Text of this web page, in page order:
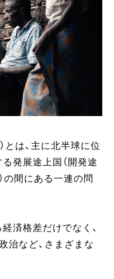
は、主に北半球に位
発展途上国（開発途
の間にある一連の問
済格差だけでなく、
治など、さまざまな